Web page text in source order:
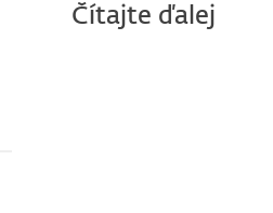
Čítajte ďalej